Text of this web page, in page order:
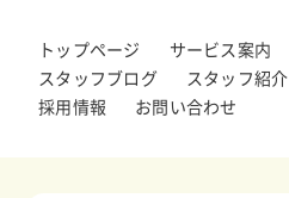
トップページ サービス案内
スタッフブログ
スタッフ紹介
採用情報
お問い合わせ